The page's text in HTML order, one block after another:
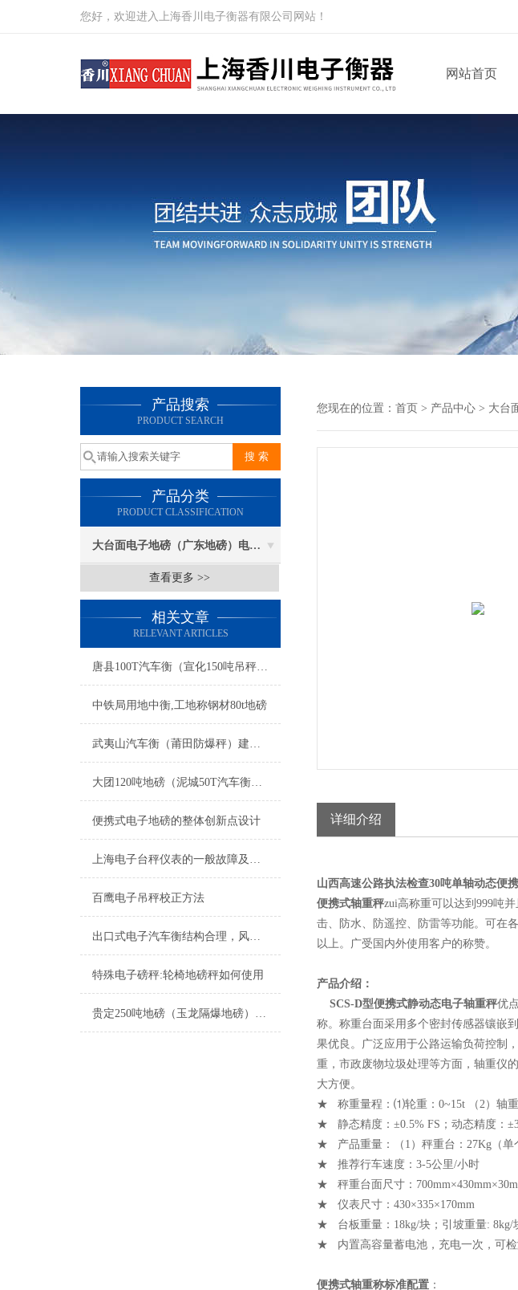
您好，欢迎进入上海香川电子衡器有限公司网站！
网站首页
产品搜索
PRODUCT SEARCH
产品分类
PRODUCT CLASSIFICATION
大台面电子地磅（广东地磅）电子汽车衡
查看更多 >>
相关文章
RELEVANT ARTICLES
唐县100T汽车衡（宣化150吨吊秤）献县120吨地磅）大城地磅维修
中铁局用地中衡,工地称钢材80t地磅
武夷山汽车衡（莆田防爆秤）建瓯地磅）永定防爆秤维修
大团120吨地磅（泥城50T汽车衡）车墩电子地磅）浦锦15吨吊秤维修
便携式电子地磅的整体创新点设计
上海电子台秤仪表的一般故障及维修方法
百鹰电子吊秤校正方法
出口式电子汽车衡结构合理，风靡海外市场
特殊电子磅秤:轮椅地磅秤如何使用
贵定250吨地磅（玉龙隔爆地磅）陆良100吨汽车衡维修
您现在的位置： 首页 > 产品中心 > 大台
详细介绍
山西高速公路执法检查30吨单轴动态便
便携式轴重秤zui高称重可以达到999吨
击、防水、防遥控、防雷等功能。可在
以上。广受国内外使用客户的称赞。
产品介绍：
SCS-D型便携式静动态电子轴重秤优
称。称重台面采用多个密封传感器镶嵌
果优良。广泛应用于公路运输负荷控制
重，市政废物垃圾处理等方面，轴重仪
大方便。
★ 称重量程：⑴轮重：0~15t （2）轴重
★ 静态精度：±0.5% FS；动态精度：
★ 产品重量：（1）秤重台：27Kg（单
★ 推荐行车速度：3-5公里/小时
★ 秤重台面尺寸：
★ 仪表尺寸：430×335×170mm
★ 台板重量：18kg/块；引坡重量: 8kg/
★ 内置高容量蓄电池，充电一次，可检
便携式轴重称标准配置 ：